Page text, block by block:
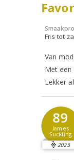
Fris tot
Van
Met een
Lekker
89
James
Suckling
2023